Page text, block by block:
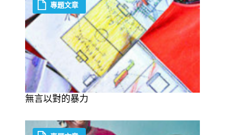
無言以對的暴力
專題文章